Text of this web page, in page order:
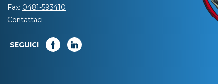
Fax: 0481-593410
Contattaci
SEGUICI